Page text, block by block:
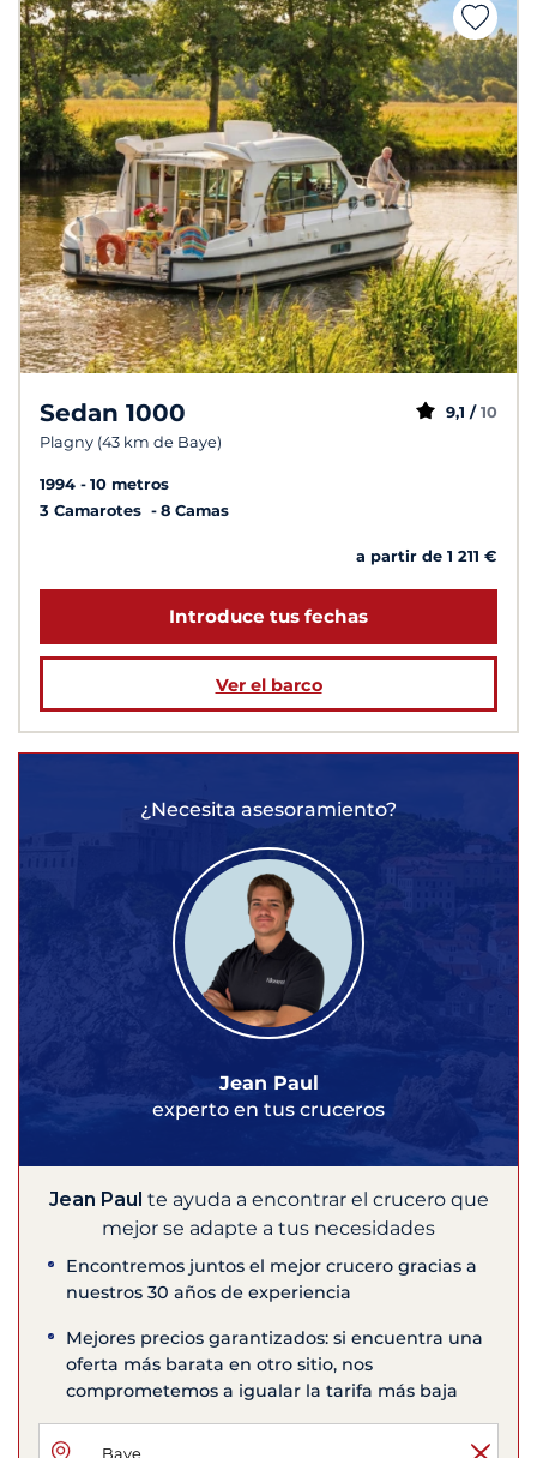
Sedan 1000
Plagny (43 km de Baye)
9,1 / 10
1994
10 metros
3 Camarotes
8 Camas
a partir de 1 211 €
Introduce tus fechas
Ver el barco
¿Necesita asesoramiento?
Jean Paul
experto en tus cruceros
Jean Paul te ayuda a encontrar el crucero que
mejor se adapte a tus necesidades
Encontremos juntos el mejor crucero gracias a
nuestros 30 años de experiencia
Mejores precios garantizados: si encuentra una
oferta más barata en otro sitio, nos
comprometemos a igualar la tarifa más baja